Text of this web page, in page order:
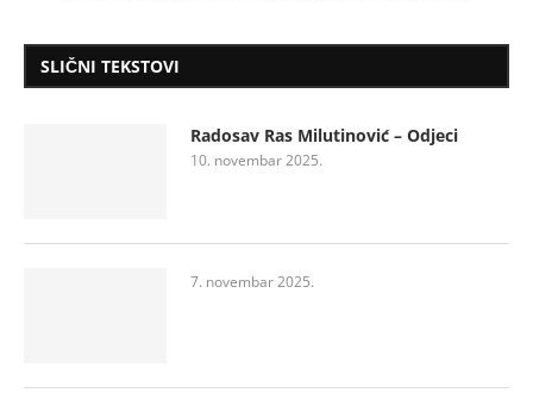
SLIČNI TEKSTOVI
Radosav Ras Milutinović – Odjeci
10. novembar 2025.
7. novembar 2025.